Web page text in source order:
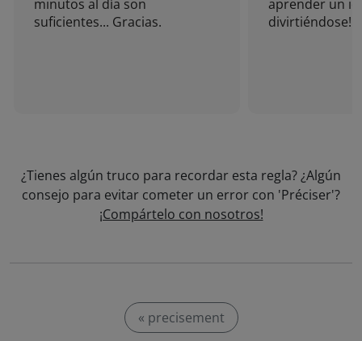
minutos al día son
suficientes... Gracias.
aprender un
divirtiéndose!
¿Tienes algún truco para recordar esta regla? ¿Algún
consejo para evitar cometer un error con 'Préciser'?
¡Compártelo con nosotros!
« precisement